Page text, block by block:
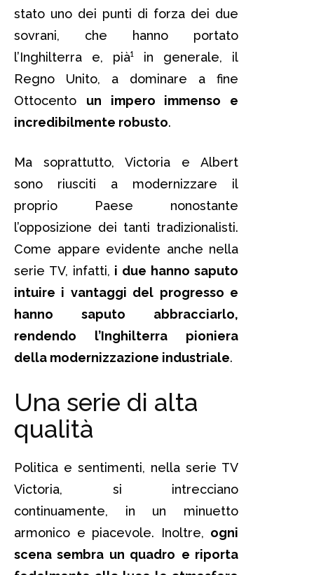
stato uno dei punti di forza dei due
sovrani, che hanno portato
l’Inghilterra e, pià¹ in generale, il
Regno Unito, a dominare a fine
Ottocento un impero immenso e
incredibilmente robusto.
Ma soprattutto, Victoria e Albert
sono riusciti a modernizzare il
proprio Paese nonostante
l’opposizione dei tanti tradizionalisti.
Come appare evidente anche nella
serie TV, infatti, i due hanno saputo
intuire i vantaggi del progresso e
hanno saputo abbracciarlo,
rendendo l’Inghilterra pioniera
della modernizzazione industriale.
Una serie di alta
qualità
Politica e sentimenti, nella serie TV
Victoria, si intrecciano
continuamente, in un minuetto
armonico e piacevole. Inoltre, ogni
scena sembra un quadro e riporta